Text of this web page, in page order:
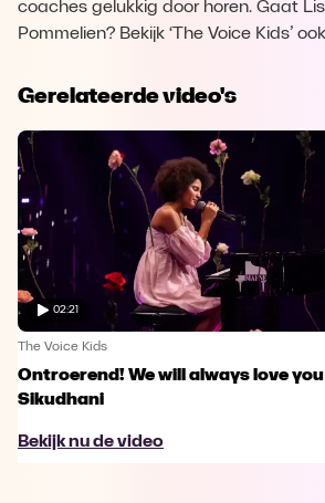
coaches gelukkig door horen. Gaat
Pommelien? Bekijk ‘The Voice Kids’
Gerelateerde video's
02:21
The Voice Kids
Ontroerend! We will always love
Sikudhani
Bekijk nu de video